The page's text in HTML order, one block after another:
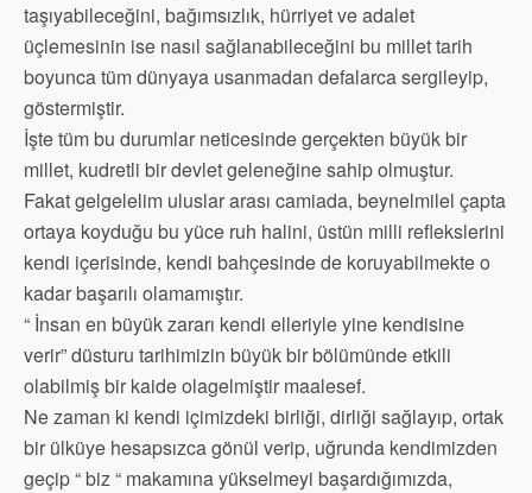
taşıyabileceğini, bağımsızlık, hürriyet ve adalet
üçlemesinin ise nasıl sağlanabileceğini bu millet tarih
boyunca tüm dünyaya usanmadan defalarca sergileyip,
göstermiştir.
İşte tüm bu durumlar neticesinde gerçekten büyük bir
millet, kudretli bir devlet geleneğine sahip olmuştur.
Fakat gelgelelim uluslar arası camiada, beynelmilel çapta
ortaya koyduğu bu yüce ruh halini, üstün milli reflekslerini
kendi içerisinde, kendi bahçesinde de koruyabilmekte o
kadar başarılı olamamıştır.
“ İnsan en büyük zararı kendi elleriyle yine kendisine
verir” düsturu tarihimizin büyük bir bölümünde etkili
olabilmiş bir kaide olagelmiştir maalesef.
Ne zaman ki kendi içimizdeki birliği, dirliği sağlayıp, ortak
bir ülküye hesapsızca gönül verip, uğrunda kendimizden
geçip “ biz “ makamına yükselmeyi başardığımızda,